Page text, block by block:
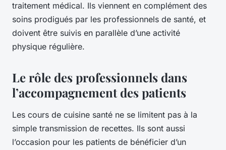
traitement médical. Ils viennent en complément des
soins prodigués par les professionnels de santé, et
doivent être suivis en parallèle d’une activité
physique régulière.
Le rôle des professionnels dans
l’accompagnement des patients
Les cours de cuisine santé ne se limitent pas à la
simple transmission de recettes. Ils sont aussi
l’occasion pour les patients de bénéficier d’un